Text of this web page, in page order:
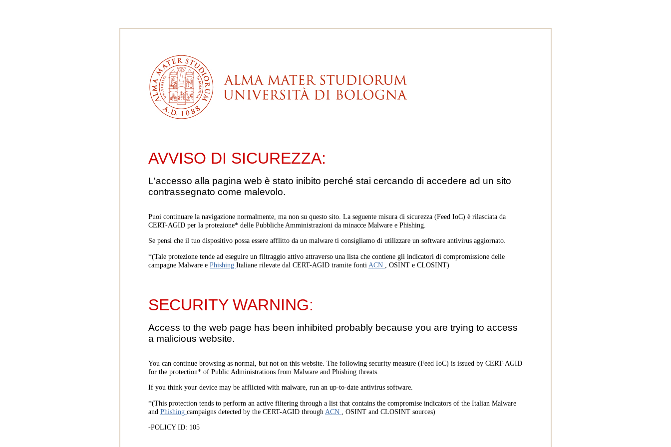
AVVISO DI SICUREZZA:
L'accesso alla pagina web è stato inibito perché stai cercando di accedere ad un sito
contrassegnato come malevolo.
Puoi continuare la navigazione normalmente, ma non su questo sito. La seguente misura di sicurezza (Feed IoC) è rilasciata da
CERT-AGID per la protezione* delle Pubbliche Amministrazioni da minacce Malware e Phishing.
Se pensi che il tuo dispositivo possa essere afflitto da un malware ti consigliamo di utilizzare un software antivirus aggiornato.
*(Tale protezione tende ad eseguire un filtraggio attivo attraverso una lista che contiene gli indicatori di compromissione delle
campagne Malware e Phishing Italiane rilevate dal CERT-AGID tramite fonti ACN , OSINT e CLOSINT)
SECURITY WARNING:
Access to the web page has been inhibited probably because you are trying to access
a malicious website.
You can continue browsing as normal, but not on this website. The following security measure (Feed IoC) is issued by CERT-AGID
for the protection* of Public Administrations from Malware and Phishing threats.
If you think your device may be afflicted with malware, run an up-to-date antivirus software.
*(This protection tends to perform an active filtering through a list that contains the compromise indicators of the Italian Malware
and Phishing campaigns detected by the CERT-AGID through ACN
, OSINT and CLOSINT sources)
-POLICY ID: 105